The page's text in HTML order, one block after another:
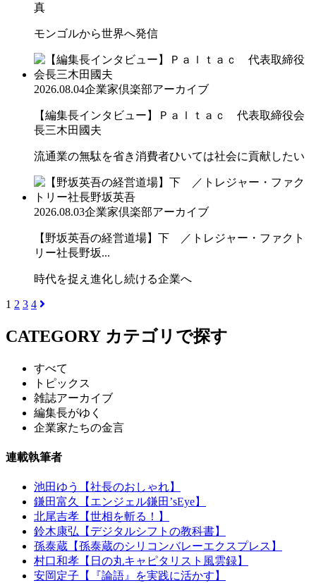
真
モンゴルから世界へ発信
2026.08.04企業家倶楽部アーカイブ
【編集長インタビュー】Ｐａｌｔａｃ 代表取締役会
長三木田國夫
流通業の無駄を省き消費者ひいては社会に貢献したい
2026.08.03企業家倶楽部アーカイブ
【野坂英吾の経営道場】下 ／トレジャー・ファクト
リー社長野坂...
時代を捉え進化し続ける企業へ
1 2 3 4
CATEGORY カテゴリで探す
すべて
トピックス
雑誌アーカイブ
編集長がゆく
企業家たちの金言
連載執筆者
池田ゆう【社長のおしゃれ】
鎌田富久【エンジェル鎌田’sEye】
北尾吉孝【世相を斬る！】
鈴木康弘【デジタルシフトの教科書】
孫泰蔵【孫泰蔵のシリコンバレーエクスプレス】
村口和孝【日の丸キャピタリスト風雲録】
安岡定子【『論語』を実践に活かす】